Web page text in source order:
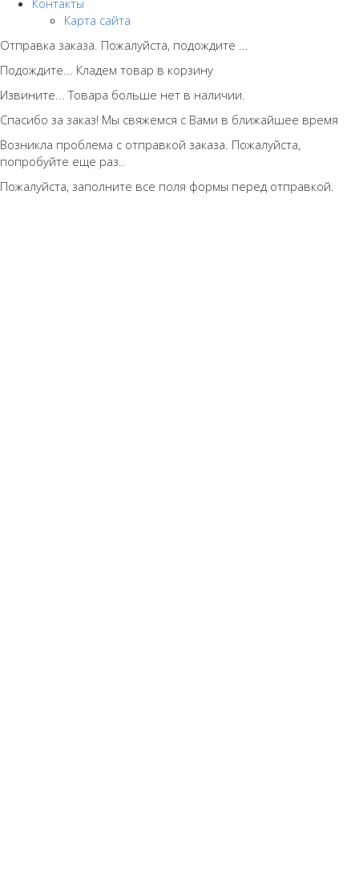
Карта сайта
Отправка заказа. Пожалуйста, подождите ...
Подождите... Кладем товар в корзину
Извините... Товара больше нет в наличии.
Спасибо за заказ! Мы свяжемся с Вами в ближайшее время
Возникла проблема с отправкой заказа. Пожалуйста,
попробуйте еще раз..
Пожалуйста, заполните все поля формы перед отправкой.